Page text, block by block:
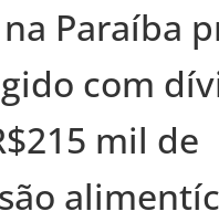
na Paraíba
com
mil de